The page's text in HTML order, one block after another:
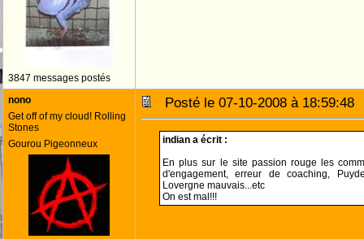
3847 messages postés
nono
Get off of my cloud! Rolling
Stones
Gourou Pigeonneux
Posté le 07-10-2008 à
indian a écrit :
En plus sur le site passion rouge les
d'engagement, erreur de coaching,
Lovergne mauvais...etc
On est mal!!!